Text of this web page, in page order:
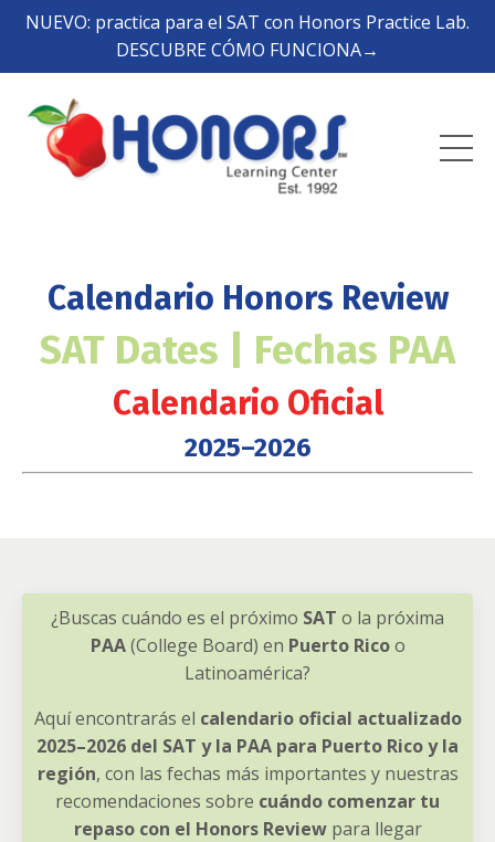
NUEVO: practica para el SAT con Honors Practice Lab.
DESCUBRE CÓMO FUNCIONA→
Calendario Honors Review
SAT Dates | Fechas PAA
Calendario Oficial
2025–2026
¿Buscas cuándo es el próximo SAT o la próxima
PAA(College Board) en Puerto Ricoo
Latinoamérica?
Aquí encontrarás el calendario oficial actualizado
2025–2026 del SAT y la PAA para Puerto Rico y la
región, con las fechas más importantes y nuestras
recomendaciones sobre cuándo comenzar tu
repaso con el Honors Reviewpara llegar